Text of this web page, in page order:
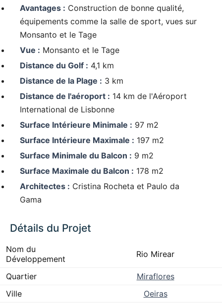
Avantages : Construction de bonne qualité,
équipements comme la salle de sport, vues sur
Monsanto et le Tage
Vue : Monsanto et le Tage
Distance du Golf : 4,1 km
Distance de la Plage : 3 km
Distance de l'aéroport : 14 km de l'Aéroport
International de Lisbonne
Surface Intérieure Minimale : 97 m2
Surface Intérieure Maximale : 197 m2
Surface Minimale du Balcon : 9 m2
Surface Maximale du Balcon : 178 m2
Architectes : Cristina Rocheta et Paulo da
Gama
Détails du Projet
Nom du
Développement
Rio Mirear
Quartier
Miraflores
Ville
Oeiras